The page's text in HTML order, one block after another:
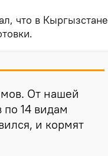
что в Кыргызстане
От нашей
14 видам
и кормят